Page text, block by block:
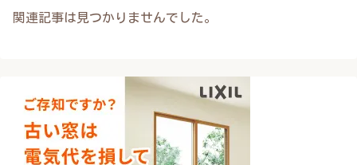
関連記事は見つかりませんでした。